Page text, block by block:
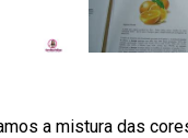
a mistura das